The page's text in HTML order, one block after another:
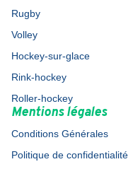
Rugby
Volley
Hockey-sur-glace
Rink-hockey
Roller-hockey
Mentions légales
Conditions Générales
Politique de confidentialité